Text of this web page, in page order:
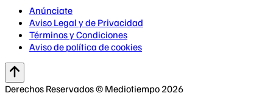
Anúnciate
Aviso Legal y de Privacidad
Términos y Condiciones
Aviso de política de cookies
Derechos Reservados © Mediotiempo 2026